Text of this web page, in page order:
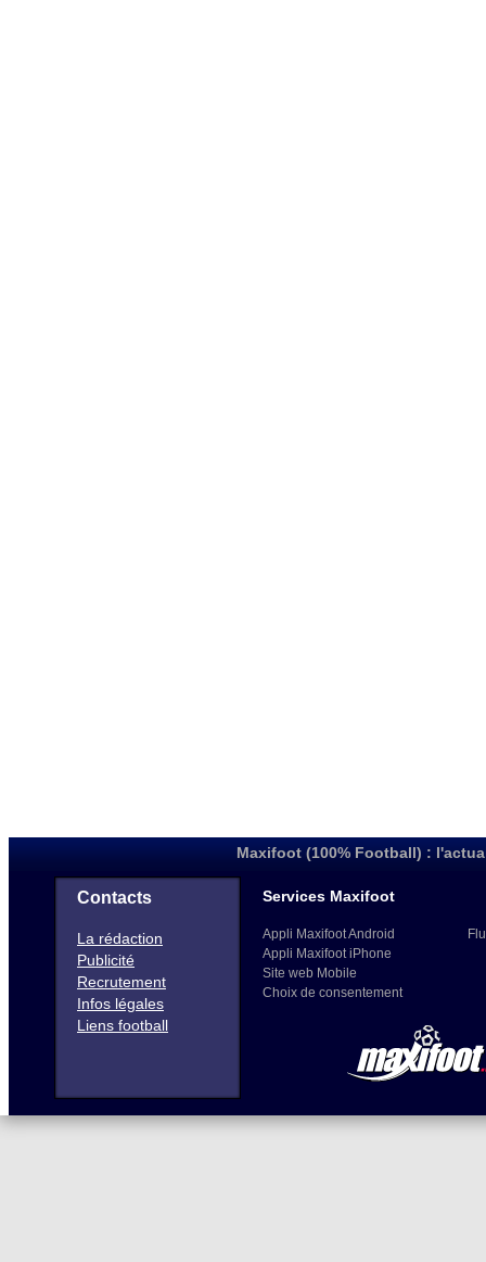
Maxifoot (100% Football) :
Contacts
La rédaction
Publicité
Recrutement
Infos légales
Liens football
Services Maxifoot
Appli Maxifoot Android
Appli Maxifoot iPhone
Site web Mobile
Choix de consentement